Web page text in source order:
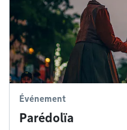
Événement
Parédolïa